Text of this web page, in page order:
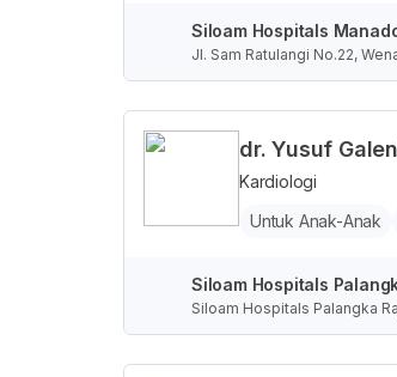
Siloam Hospitals
Jl. Sam Ratulangi No.22,
dr. Yusuf
Kardiologi
Untuk Anak-Anak
Siloam Hospitals
Siloam Hospitals Palangka